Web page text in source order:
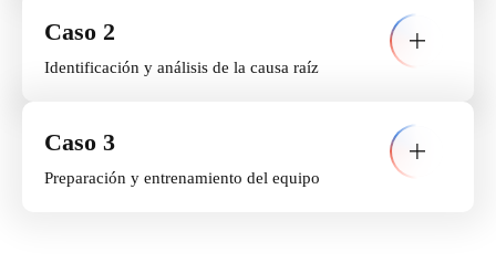
Caso 2
Identificación y análisis de la causa raíz
Caso 3
Preparación y entrenamiento del equipo